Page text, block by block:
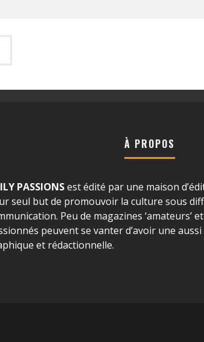
À PROPOS
PASSIONSest édité par une maison
seul but de promouvoir la culture sous
Peu de magazines ‘amateurs’
peuvent se vanter d’avoir une
et rédactionnelle.